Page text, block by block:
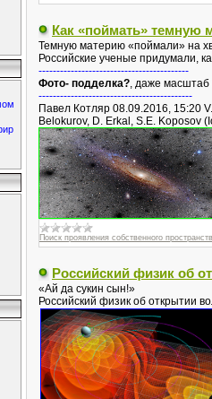
Как «поймать» темную
Темную материю «поймали» на
Российские ученые придумали,
------------------------------------------
Фото- подделка?, даже масштаб
-------------------------------------------
Павел Котляр 08.09.2016, 15:20 V.
Belokurov, D. Erkal, S.E. Koposov
Поиск проявления собственного
Российский физик об
«Ай да сукин сын!»
Российский физик об открытии